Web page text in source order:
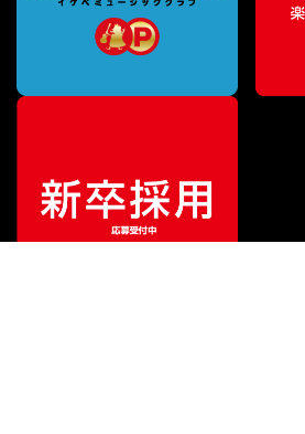
販売価格 638,000（税込）
¥561,000（税込）